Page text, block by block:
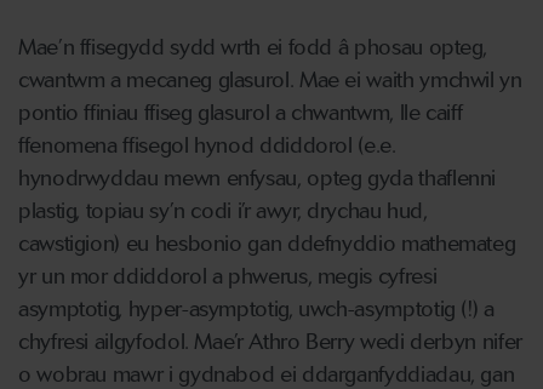
Mae’n ffisegydd sydd wrth ei fodd â phosau opteg,
cwantwm a mecaneg glasurol. Mae ei waith ymchwil yn
pontio ffiniau ffiseg glasurol a chwantwm, lle caiff
ffenomena ffisegol hynod ddiddorol (e.e.
hynodrwyddau mewn enfysau, opteg gyda thaflenni
plastig, topiau sy’n codi i’r awyr, drychau hud,
cawstigion) eu hesbonio gan ddefnyddio mathemateg
yr un mor ddiddorol a phwerus, megis cyfresi
asymptotig, hyper-asymptotig, uwch-asymptotig (!) a
chyfresi ailgyfodol. Mae’r Athro Berry wedi derbyn nifer
o wobrau mawr i gydnabod ei ddarganfyddiadau, gan